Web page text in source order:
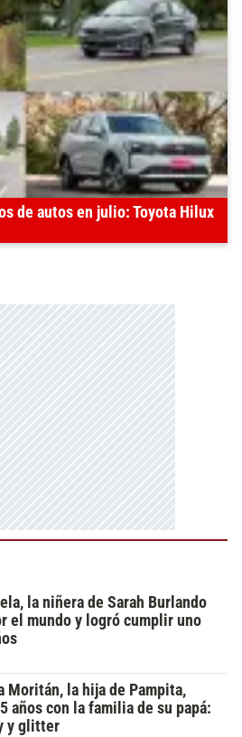
de autos en julio: Toyota Hilux
la niñera de Sarah Burlando
el mundo y logró cumplir uno
Moritán, la hija de Pampita,
años con la familia de su papá:
y glitter